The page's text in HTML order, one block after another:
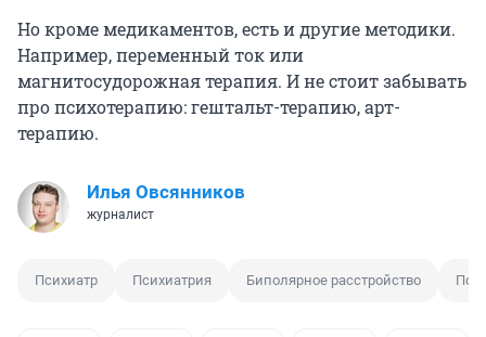
Но кроме медикаментов, есть и другие методики.
Например, переменный ток или
магнитосудорожная терапия. И не стоит забывать
про психотерапию: гештальт-терапию, арт-
терапию.
Илья Овсянников
журналист
Психиатр Психиатрия Биполярное расстройство